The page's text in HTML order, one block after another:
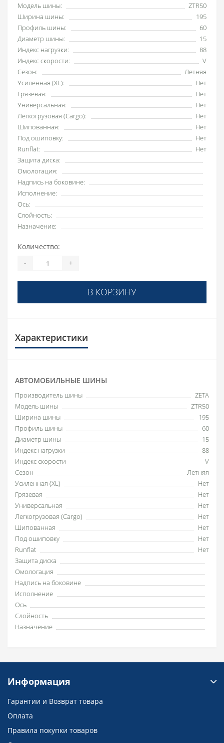
Модель шины:
ZTR50
Ширина шины:
195
Профиль шины:
60
Диаметр шины:
15
Индекс нагрузки:
88
Индекс скорости:
V
Сезон:
Летняя
Усиленная (XL):
Нет
Грязевая:
Нет
Универсальная:
Нет
Легкогрузовая (Cargo):
Нет
Шипованная:
Нет
Под ошиповку:
Нет
Runflat:
Нет
Защита диска:
Омологация:
Надпись на боковине:
Исполнение:
Ось:
Слойность:
Назначение:
Количество:
- +
В КОРЗИНУ
Характеристики
АВТОМОБИЛЬНЫЕ ШИНЫ
Производитель шины
ZETA
Модель шины
ZTR50
Ширина шины
195
Профиль шины
60
Диаметр шины
15
Индекс нагрузки
88
Индекс скорости
V
Сезон
Летняя
Усиленная (XL)
Нет
Грязевая
Нет
Универсальная
Нет
Легкогрузовая (Cargo)
Нет
Шипованная
Нет
Под ошиповку
Нет
Runflat
Нет
Защита диска
Омологация
Надпись на боковине
Исполнение
Ось
Слойность
Назначение
Информация
Гарантии и Возврат товара
Оплата
Правила покупки товаров